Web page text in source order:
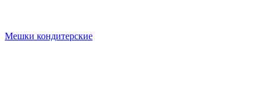
Мешки кондитерские